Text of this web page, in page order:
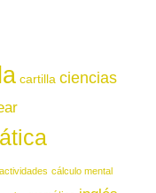
cartilla ciencias
cálculo mental